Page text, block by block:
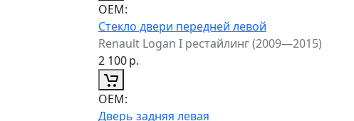
ОЕМ:
Стекло двери передней левой
Renault Logan I рестайлинг (2009—2015)
2 100р.
ОЕМ:
Дверь задняя левая